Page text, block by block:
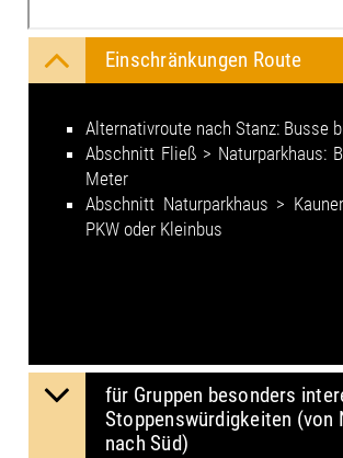
Einschränkungen Route
Alternativroute nach Stanz: Busse
Abschnitt Fließ > Naturparkhaus:
Meter
Abschnitt Naturparkhaus >
PKW oder Kleinbus
für Gruppen besonders
Stop­pens­wür­dig­kei­ten (von
nach Süd)